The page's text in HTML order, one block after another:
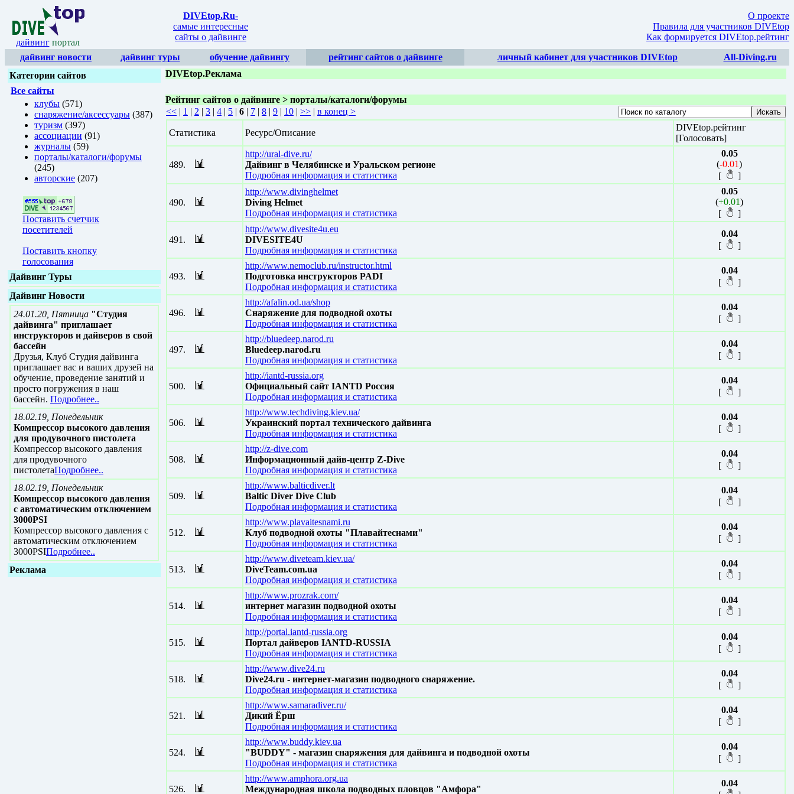
дайвинг портал
DIVEtop.Ru-
самые интересные
сайты о дайвинге
О проекте
Правила для участников DIVEtop
Как формируется DIVEtop.рейтинг
дайвинг новости
дайвинг туры обучение дайвингу рейтинг сайтов о дайвинге личный кабинет для участников DIVEtop
All-Diving.ru
Категории сайтов
Все сайты
клубы (571)
снаряжение/аксессуары (387)
туризм (397)
ассоциации (91)
журналы (59)
порталы/каталоги/форумы
(245)
авторские (207)
Поставить счетчик
посетителей
Поставить кнопку
голосования
Дайвинг Туры
Дайвинг Новости
24.01.20, Пятница "Студия
дайвинга" приглашает
инструкторов и дайверов в свой
бассейн
Друзья, Клуб Студия дайвинга
приглашает вас и ваших друзей на
обучение, проведение занятий и
просто погружения в наш
бассейн. Подробнее..
18.02.19, Понедельник
Компрессор высокого давления
для продувочного пистолета
Компрессор высокого давления
для продувочного
пистолетаПодробнее..
18.02.19, Понедельник
Компрессор высокого давления
с автоматическим отключением
3000PSI
Компрессор высокого давления с
автоматическим отключением
3000PSIПодробнее..
Реклама
DIVEtop.Реклама
Рейтинг сайтов о дайвинге > порталы/каталоги/форумы
<< | 1 | 2 | 3 | 4 | 5 | 6 | 7 | 8 | 9 | 10 | >> | в конец >
Статистика Ресурс/Описание
DIVEtop.рейтинг
[Голосовать]
489.
http://ural-dive.ru/
Дайвинг в Челябинске и Уральском регионе
Подробная информация и статистика
0.05
(-0.01)
[
]
490.
http://www.divinghelmet
Diving Helmet
Подробная информация и статистика
0.05
(+0.01)
[
]
491.
http://www.divesite4u.eu
DIVESITE4U
Подробная информация и статистика
0.04
[
]
493.
http://www.nemoclub.ru/instructor.html
Подготовка инструкторов PADI
Подробная информация и статистика
0.04
[
]
496.
http://afalin.od.ua/shop
Снаряжение для подводной охоты
Подробная информация и статистика
0.04
[
]
497.
http://bluedeep.narod.ru
Bluedeep.narod.ru
Подробная информация и статистика
0.04
[
]
500.
http://iantd-russia.org
Официальный сайт IANTD Россия
Подробная информация и статистика
0.04
[
]
506.
http://www.techdiving.kiev.ua/
Украинский портал технического дайвинга
Подробная информация и статистика
0.04
[
]
508.
http://z-dive.com
Информационный дайв-центр Z-Dive
Подробная информация и статистика
0.04
[
]
509.
http://www.balticdiver.lt
Baltic Diver Dive Club
Подробная информация и статистика
0.04
[
]
512.
http://www.plavaitesnami.ru
Клуб подводной охоты "Плавайтеснами"
Подробная информация и статистика
0.04
[
]
513.
http://www.diveteam.kiev.ua/
DiveTeam.com.ua
Подробная информация и статистика
0.04
[
]
514.
http://www.prozrak.com/
интернет магазин подводной охоты
Подробная информация и статистика
0.04
[
]
515.
http://portal.iantd-russia.org
Портал дайверов IANTD-RUSSIA
Подробная информация и статистика
0.04
[
]
518.
http://www.dive24.ru
Dive24.ru - интернет-магазин подводного снаряжение.
Подробная информация и статистика
0.04
[
]
521.
http://www.samaradiver.ru/
Дикий Ёрш
Подробная информация и статистика
0.04
[
]
524.
http://www.buddy.kiev.ua
"BUDDY" - магазин снаряжения для дайвинга и подводной охоты
Подробная информация и статистика
0.04
[
]
526.
http://www.amphora.org.ua
Международная школа подводных пловцов "Амфора"
0.04